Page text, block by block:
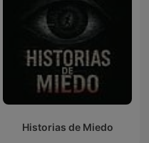
Historias de Miedo